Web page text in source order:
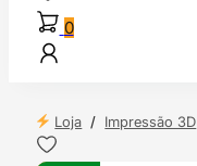
0
Loja / Impressão 3D